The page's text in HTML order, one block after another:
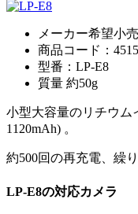
メーカー希望小
商品コード：
型番：LP-E8
質量 約50g
小型大容量のリチウム
1120mAh) 。
約500回の再充電、繰
LP-E8の対応カメラ